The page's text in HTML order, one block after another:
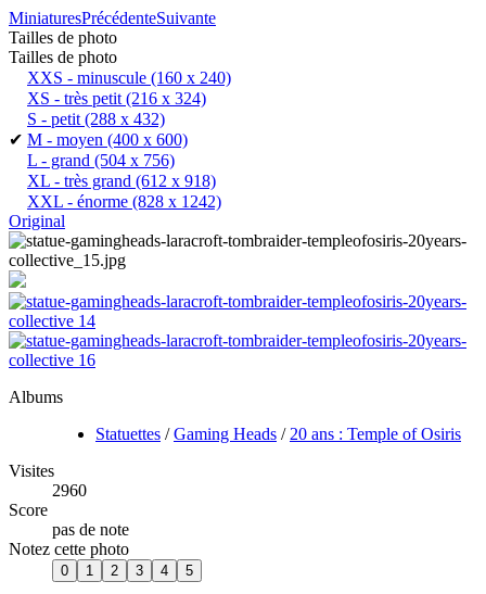
MiniaturesPrécédenteSuivante
Tailles de photo
Tailles de photo
XXS - minuscule (160 x 240)
XS - très petit(216 x 324)
S - petit(288 x 432)
✔ M - moyen (400 x 600)
L - grand (504 x 756)
XL - très grand (612 x 918)
XXL - énorme (828 x 1242)
Original
Albums
Statuettes /Gaming Heads /20 ans : Temple of Osiris
Visites
2960
Score
pas de note
Notez cette photo